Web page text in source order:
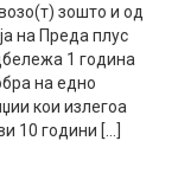
зошто и од
на Преда плус
1 година
на едно
кои излегоа
10 години […]